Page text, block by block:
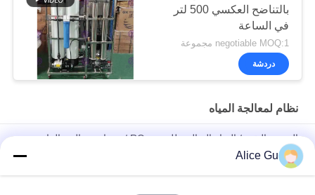
بالتناضح العكسي 500 لتر
في الساعة
negotiable MOQ:1 مجموعة
دردشة
نظام لمعالجة المياه
الشرب النقي / المياه الصالحة للشرب RO / معدات معالجة التناضح
العكسي / مصنع / آلة / نظام / خط
2T الشرب / المعدنية / خزان المياه النقية الفولاذ المقاوم للصدأ 304
Alice Gu